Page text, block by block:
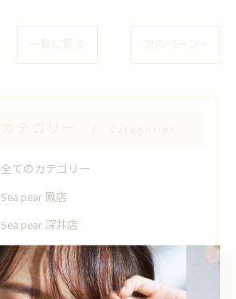
一覧に戻る 次のページ >
カテゴリー Categories
全てのカテゴリー
Sea pear 鳳店
Sea pear 深井店
韓国風
個室